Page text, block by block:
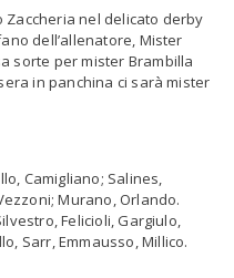
nel delicato derby
dell’allenatore, Mister
sorte per mister Brambilla
in panchina ci sarà mister
Camigliano; Salines,
Murano, Orlando.
Felicioli, Gargiulo,
Sarr, Emmausso, Millico.